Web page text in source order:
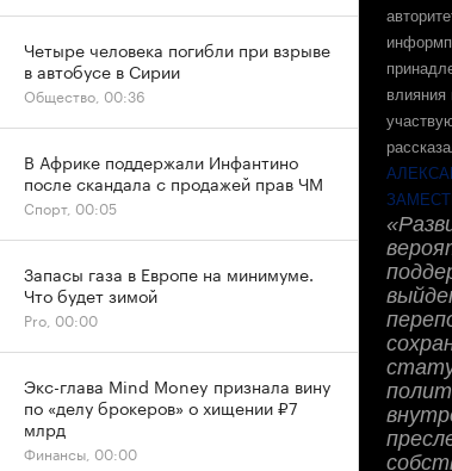
Четыре человека погибли при взрыве
в автобусе в Сирии
Общество, 00:36
В Африке поддержали Инфантино
после скандала с продажей прав ЧМ
Спорт, 00:05
Запасы газа в Европе на минимуме.
Что будет зимой
Pro, 00:00
Экс-глава Mind Money признала вину
по «делу брокеров» о хищении ₽7
млрд
Финансы, 00:00